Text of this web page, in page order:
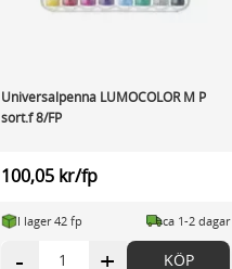
Universalpenna LUMOCOLOR M P
sort.f 8/FP
100,05 kr/fp
I lager 42 fp ca 1-2 dagar
- + KÖP